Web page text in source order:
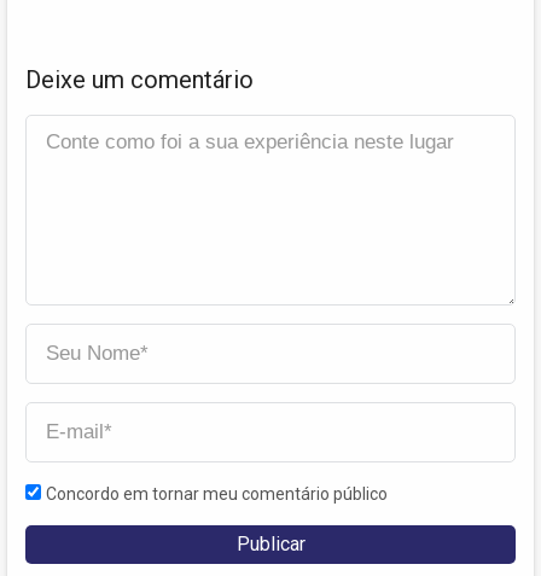
Deixe um comentário
Concordo em tornar meu comentário público